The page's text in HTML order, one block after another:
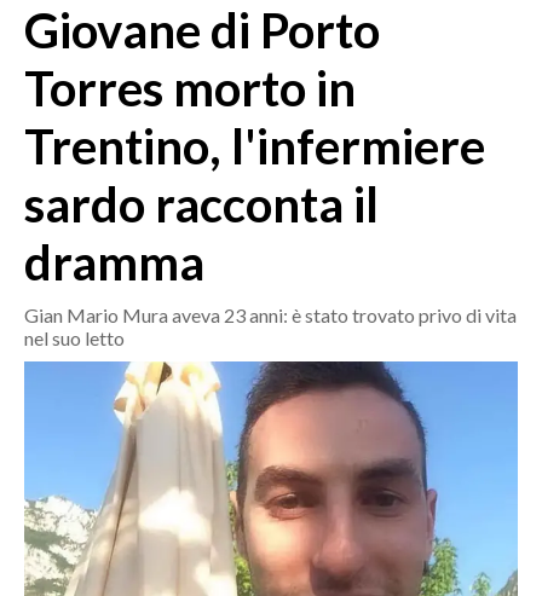
SASSARI E PROVINCIA
GALLURA
OGLIASTRA
CRONACA
ITALIA
MONDO
SERVIZI ALLE IMPRESE
LAVORO
BANDI
Giovane di Porto
Torres morto in
Trentino, l'infermiere
sardo racconta il
dramma
Gian Mario Mura aveva 23 anni: è stato trovato privo di vita
nel suo letto